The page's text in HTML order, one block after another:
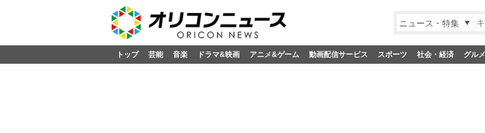
ニュース・特集
トップ 芸能 音楽 ドラマ&映画 アニメ&ゲーム 動画配信サービス スポーツ 社会・経済 グルメ